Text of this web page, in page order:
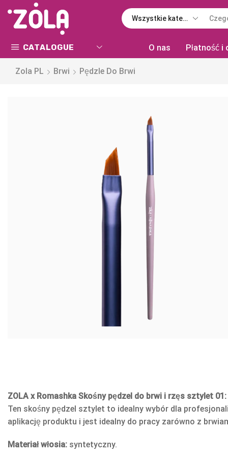
CATALOGUE O nas Płatność i
Zola PL Brwi Pędzle Do Brwi
ZOLA x Romashka Skośny pędzel do brwi i rzęs sztylet 01:
Ten skośny pędzel sztylet to idealny wybór dla
aplikację produktu i jest idealny do pracy zarówno z
Materiał włosia: syntetyczny.